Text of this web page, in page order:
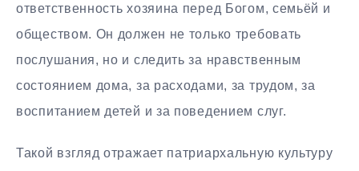
ответственность хозяина перед Богом, семьёй и
обществом. Он должен не только требовать
послушания, но и следить за нравственным
состоянием дома, за расходами, за трудом, за
воспитанием детей и за поведением слуг.
Такой взгляд отражает патриархальную культуру